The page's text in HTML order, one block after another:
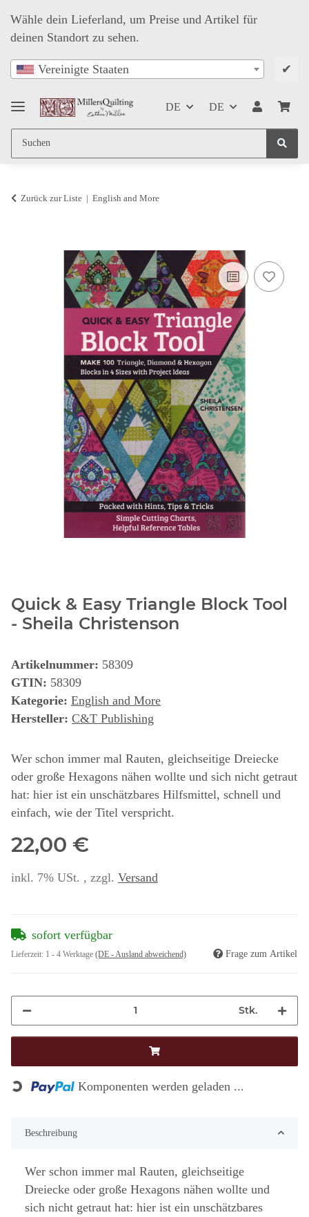
Wähle dein Lieferland, um Preise und Artikel für
deinen Standort zu sehen.
Vereinigte Staaten ✔
DE DE
Zurück zur Liste English and More
Quick & Easy Triangle Block Tool
- Sheila Christenson
Artikelnummer: 58309
GTIN: 58309
Kategorie: English and More
Hersteller: C&T Publishing
Wer schon immer mal Rauten, gleichseitige Dreiecke
oder große Hexagons nähen wollte und sich nicht getraut
hat: hier ist ein unschätzbares Hilfsmittel, schnell und
einfach, wie der Titel verspricht.
22,00 €
inkl. 7% USt. , zzgl. Versand
sofort verfügbar
Lieferzeit: 1 - 4 Werktage (DE - Ausland abweichend) Frage zum Artikel
Stk.
Loading... Komponenten werden geladen ...
Beschreibung
Wer schon immer mal Rauten, gleichseitige
Dreiecke oder große Hexagons nähen wollte und
sich nicht getraut hat: hier ist ein unschätzbares